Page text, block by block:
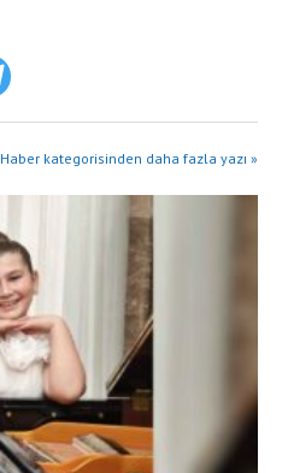
Haber kategorisinden daha fazla yazı »